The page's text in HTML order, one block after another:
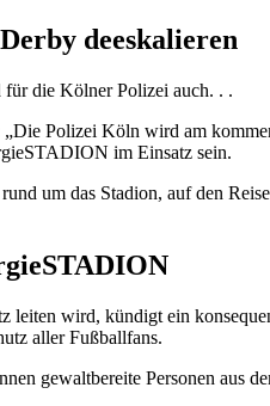
deeskalieren
die Kölner Polizei auch. . .
Polizei Köln wird am
im Einsatz sein.
um das Stadion, auf den
wird, kündigt ein
aller Fußballfans.
gewaltbereite Personen aus